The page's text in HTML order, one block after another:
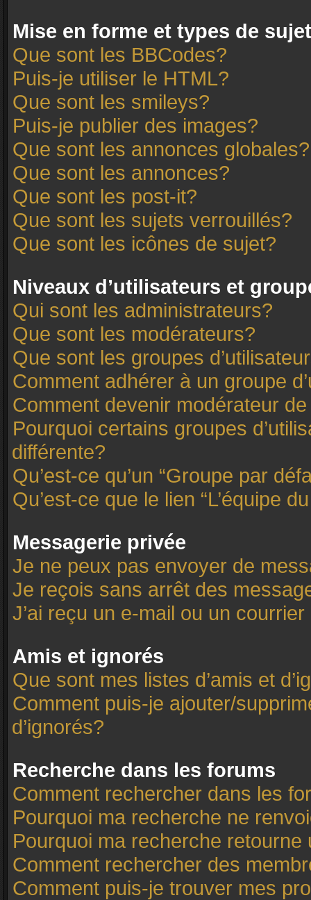
Mise en forme et types de sujet
Que sont les BBCodes?
Puis-je utiliser le HTML?
Que sont les smileys?
Puis-je publier des images?
Que sont les annonces globales?
Que sont les annonces?
Que sont les post-it?
Que sont les sujets verrouillés?
Que sont les icônes de sujet?
Niveaux d’utilisateurs et
Qui sont les administrateurs?
Que sont les modérateurs?
Que sont les groupes
Comment adhérer à un groupe
Comment devenir modérateur
Pourquoi certains groupes
différente?
Qu’est-ce qu’un “Groupe par
Qu’est-ce que le lien “L’équipe
Messagerie privée
Je ne peux pas envoyer de
Je reçois sans arrêt des
J’ai reçu un e-mail ou un
Amis et ignorés
Que sont mes listes d’amis et
Comment puis-je ajouter/
d’ignorés?
Recherche dans les forums
Comment rechercher dans les
Pourquoi ma recherche ne
Pourquoi ma recherche retourne
Comment rechercher des
Comment puis-je trouver mes